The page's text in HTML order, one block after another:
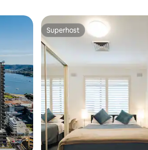
Superhost
Superhost